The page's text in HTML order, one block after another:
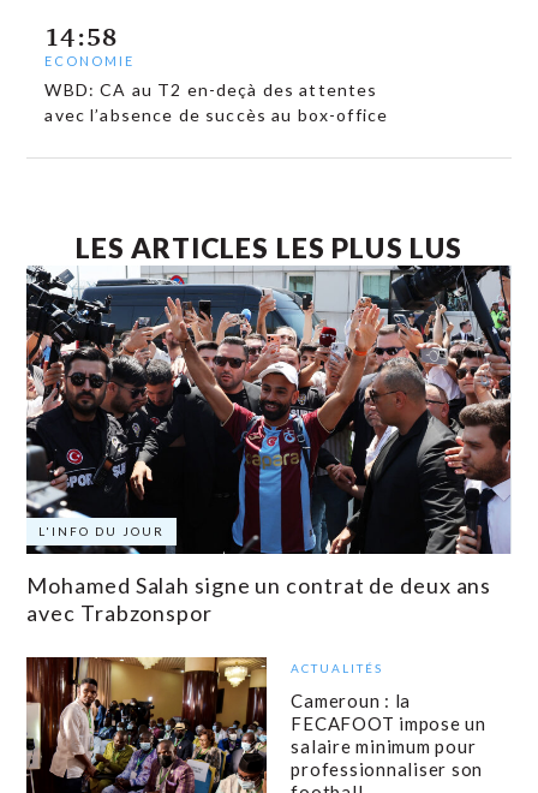
14:58
ECONOMIE
WBD: CA au T2 en-deçà des attentes
avec l’absence de succès au box-office
LES ARTICLES LES PLUS LUS
L'INFO DU JOUR
Mohamed Salah signe un contrat de deux ans
avec Trabzonspor
ACTUALITÉS
Cameroun : la
FECAFOOT impose un
salaire minimum pour
professionnaliser son